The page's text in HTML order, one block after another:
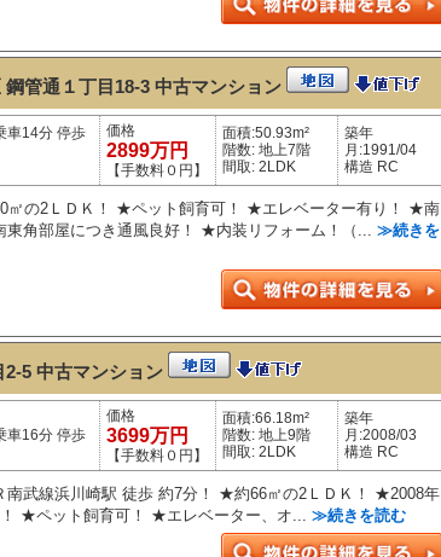
鋼管通１丁目18-3 中古マンション
車14分 停歩
価格
2899万円
【手数料０円】
面積:50.93m²
階数: 地上7階
間取: 2LDK
築年
月:1991/04
構造 RC
㎡の2ＬＤＫ！ ★ペット飼育可！ ★エレベーター有り！ ★南
東角部屋につき通風良好！ ★内装リフォーム！（... ≫続きを
2-5 中古マンション
車16分 停歩
価格
3699万円
【手数料０円】
面積:66.18m²
階数: 地上9階
間取: 2LDK
築年
月:2008/03
構造 RC
武線浜川崎駅 徒歩 約7分！ ★約66㎡の2ＬＤＫ！ ★2008年
★ペット飼育可！ ★エレベーター、オ... ≫続きを読む